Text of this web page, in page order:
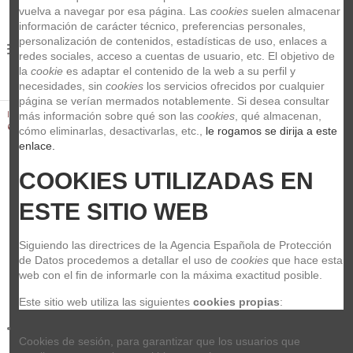
Inicio Guitarras y Bajos Cuerdas Bajo Electrico
Cleartone
6445 Bajo 45-105 Juego
vuelva a navegar por esa página. Las cookies suelen almacenar
información de carácter técnico, preferencias personales,
personalización de contenidos, estadísticas de uso, enlaces a
redes sociales, acceso a cuentas de usuario, etc. El objetivo de
la cookie es adaptar el contenido de la web a su perfil y
necesidades, sin cookies los servicios ofrecidos por cualquier
página se verían mermados notablemente. Si desea consultar
más información sobre qué son las cookies , qué almacenan,
cómo eliminarlas, desactivarlas, etc.,
le rogamos se dirija a este
enlace.
COOKIES UTILIZADAS EN
ESTE SITIO WEB
Siguiendo las directrices de la Agencia Española de Protección
de Datos procedemos a detallar el uso de cookies que hace esta
web con el fin de informarle con la máxima exactitud posible.
Este sitio web utiliza las siguientes cookies propias:
Cookies de sesión, para garantizar que los usuarios que